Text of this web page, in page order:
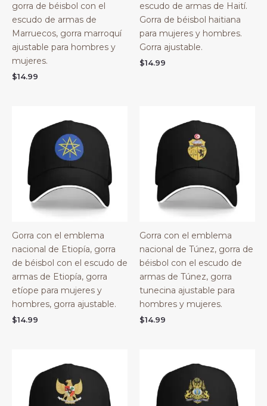
gorra de béisbol con el
escudo de armas de
Marruecos, gorra marroquí
ajustable para hombres y
mujeres.
$14.99
escudo de armas de Haití.
Gorra de béisbol haitiana
para mujeres y hombres.
Gorra ajustable.
$14.99
Gorra con el emblema
nacional de Etiopía, gorra
de béisbol con el escudo de
armas de Etiopía, gorra
etíope para mujeres y
hombres, gorra ajustable.
$14.99
Gorra con el emblema
nacional de Túnez, gorra de
béisbol con el escudo de
armas de Túnez, gorra
tunecina ajustable para
hombres y mujeres.
$14.99